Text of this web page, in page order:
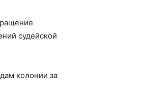
судейской
колонии за